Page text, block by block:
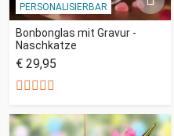
PERSONALISIERBAR
Bonbonglas mit Gravur -
Naschkatze
€ 29,95